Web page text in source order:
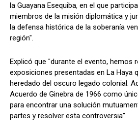
la Guayana Esequiba, en el que
miembros de la misión diplomática y
la defensa histórica de la soberanía
región".
Explicó que "durante el evento, hemos
exposiciones presentadas en La Haya
heredado del oscuro legado colonial.
Acuerdo de Ginebra de 1966 como
para encontrar una solución
partes y resolver esta controversia".